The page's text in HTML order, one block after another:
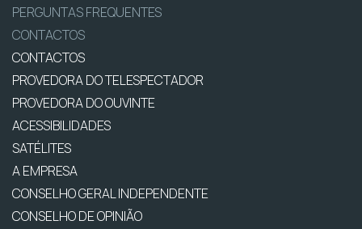
PERGUNTAS FREQUENTES
CONTACTOS
CONTACTOS
PROVEDORA DO TELESPECTADOR
PROVEDORA DO OUVINTE
ACESSIBILIDADES
SATÉLITES
A EMPRESA
CONSELHO GERAL INDEPENDENTE
CONSELHO DE OPINIÃO